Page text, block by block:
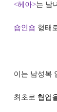
<헤아>는 남
숍인숍 형태
이는 남성복
최초로 협업